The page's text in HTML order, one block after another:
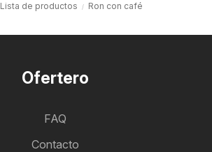
Lista de productos Ron con café
Ofertero
FAQ
Contacto